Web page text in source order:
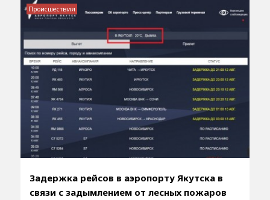
Задержка рейсов в аэропорту Якутска в
связи с задымлением от лесных пожаров
Происшествия